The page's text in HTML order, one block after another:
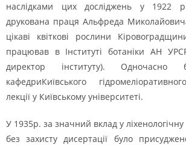
наслідками цих досліджень у 1922
друкована праця Альфреда
цікаві квіткові рослини
працював в Інституті ботаніки АН
директор інституту). Одночасно
кафедриКиївського
лекції у Київському університеті.
У 1935р. за значний вклад у
без захисту дисертації було